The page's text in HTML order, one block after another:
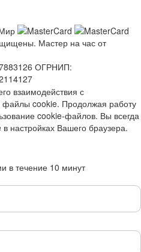
Мастер на час от
ОГРНИП:
взаимодействия с
файлы cookie. Продолжая работу
cookie-файлов. Вы всегда
настройках Вашего браузера.
в течение 10 минут